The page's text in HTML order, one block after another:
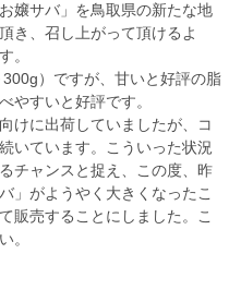
嬢サバ」を鳥取県の新たな地
き、召し上がって頂けるよ
。
）ですが、甘いと好評の脂
やすいと好評です。
けに出荷していましたが、コ
いています。こういった状況
チャンスと捉え、この度、昨
」がようやく大きくなったこ
販売することにしました。こ
。